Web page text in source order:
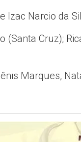
Izac Narcio da
(Santa Cruz);
Marques,